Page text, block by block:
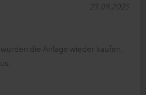
die Anlage wieder kaufen.
23.09.2025